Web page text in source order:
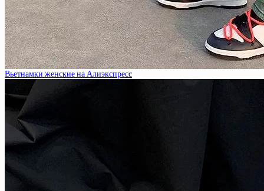
Вьетнамки женские на Алиэкспресс